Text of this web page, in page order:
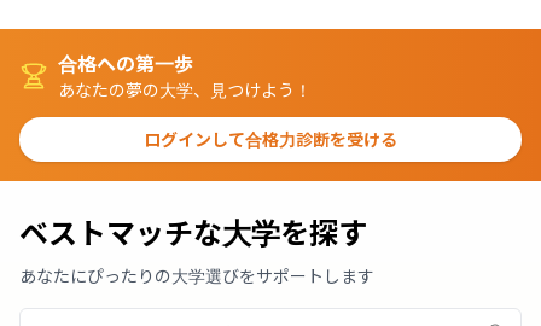
合格への第一歩
あなたの夢の大学、見つけよう！
ログインして合格力診断を受ける
ベストマッチな大学を探す
あなたにぴったりの大学選びをサポートします